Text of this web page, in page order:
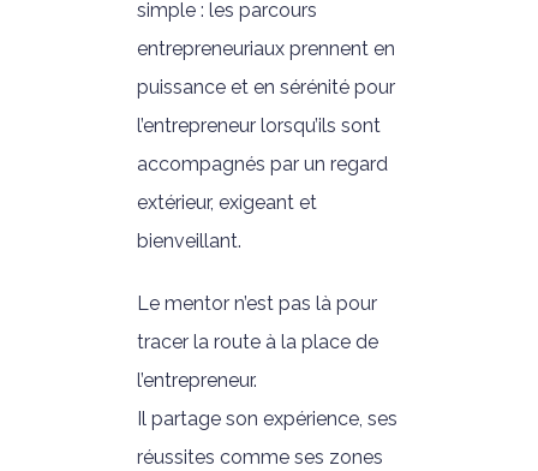
simple : les parcours
entrepreneuriaux prennent en
puissance et en sérénité pour
l’entrepreneur lorsqu’ils sont
accompagnés par un regard
extérieur, exigeant et
bienveillant.
Le mentor n’est pas là pour
tracer la route à la place de
l’entrepreneur.
Il partage son expérience, ses
réussites comme ses zones